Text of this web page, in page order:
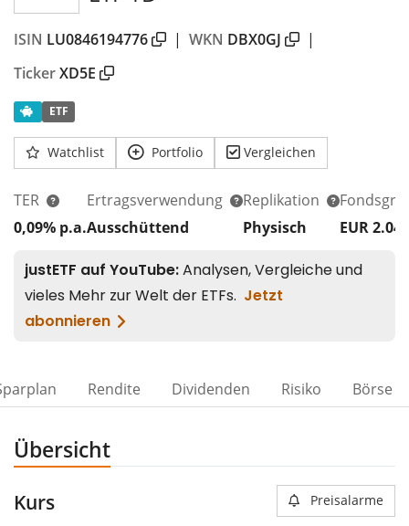
ISIN LU0846194776 | WKN DBX0GJ
|
TickerXD5E
ETF
Watchlist Portfolio Vergleichen
TER
0,09% p.a.
Ertragsverwendung
Ausschüttend
Replikation
Physisch
EUR
Rendite Dividenden Risiko Börse
Übersicht
Kurs Preisalarme